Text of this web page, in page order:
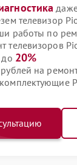
телевизор
работы по
телевизоров
20%
на